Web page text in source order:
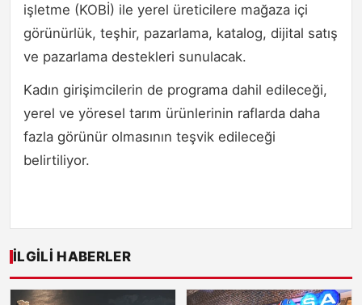
işletme (KOBİ) ile yerel üreticilere mağaza içi
görünürlük, teşhir, pazarlama, katalog, dijital satış
ve pazarlama destekleri sunulacak.
Kadın girişimcilerin de programa dahil edileceği,
yerel ve yöresel tarım ürünlerinin raflarda daha
fazla görünür olmasının teşvik edileceği
belirtiliyor.
İLGILI HABERLER